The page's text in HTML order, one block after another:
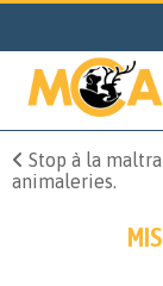
Stop à la
animaleries.